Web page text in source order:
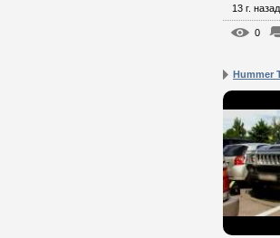
13 г. назад
0
Hummer